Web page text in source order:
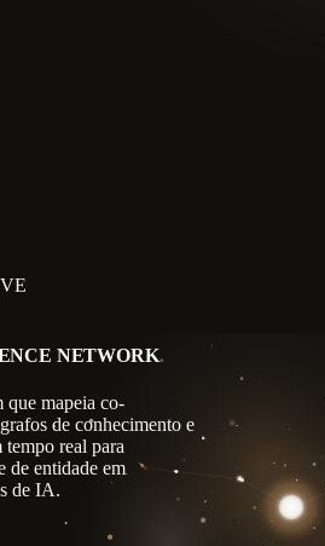
NETWORK
que mapeia co-
de conhecimento e
real para
de entidade em
de IA.